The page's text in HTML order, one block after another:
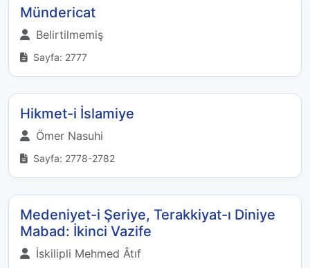
Mündericat
Belirtilmemiş
Sayfa: 2777
Hikmet-i İslamiye
Ömer Nasuhi
Sayfa: 2778-2782
Medeniyet-i Şeriye, Terakkiyat-ı Diniye
Mabad: İkinci Vazife
İskilipli Mehmed Âtıf